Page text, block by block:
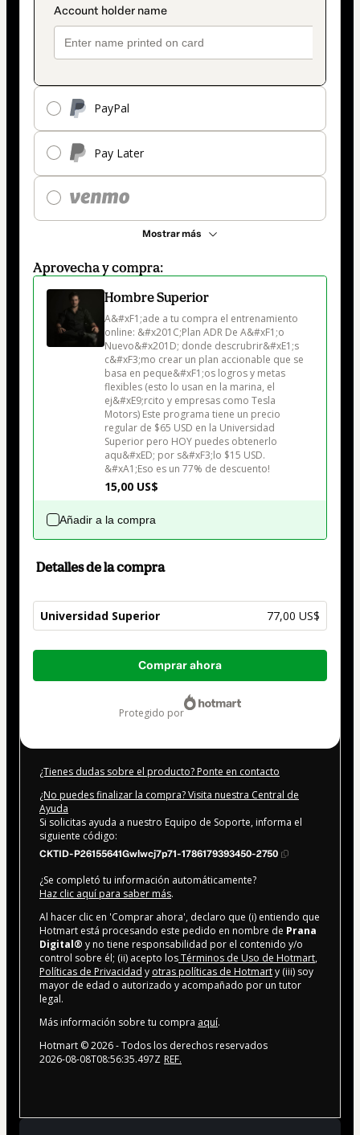
PayPal
Pay Later
Mostrar más
Aprovecha y compra:
Hombre Superior
A&#xF1;ade a tu compra el entrenamiento
online: &#x201C;Plan ADR De A&#xF1;o
Nuevo&#x201D; donde descrubrir&#xE1;s
c&#xF3;mo crear un plan accionable que se
basa en peque&#xF1;os logros y metas
flexibles (esto lo usan en la marina, el
ej&#xE9;rcito y empresas como Tesla
Motors) Este programa tiene un precio
regular de $65 USD en la Universidad
Superior pero HOY puedes obtenerlo
aqu&#xED; por s&#xF3;lo $15 USD.
&#xA1;Eso es un 77% de descuento!
15,00 US$
Añadir a la compra
Detalles de la compra
Universidad Superior 77,00 US$
Total
Comprar ahora
protegido por
¿Tienes dudas sobre el producto? Ponte en contacto
¿No puedes finalizar la compra? Visita nuestra Central de
Ayuda
Si solicitas ayuda a nuestro Equipo de Soporte, informa el
siguiente código:
CKTID-P26155641Gwlwcj7p71-1786179393450-2750
¿Se completó tu información automáticamente?
Haz clic aquí para saber más.
Al hacer clic en 'Comprar ahora', declaro que (i) entiendo que
Hotmart está procesando este pedido en nombre de Prana
Digital® y no tiene responsabilidad por el contenido y/o
control sobre él; (ii) acepto losTérminos de Uso de Hotmart,
Políticas de Privacidad y otras políticas de Hotmarty (iii) soy
mayor de edad o autorizado y acompañado por un tutor
legal.
Más información sobre tu compra aquí.
Hotmart ©2026- Todos los derechos reservados
2026-08-08T08:56:35.497Z REF.